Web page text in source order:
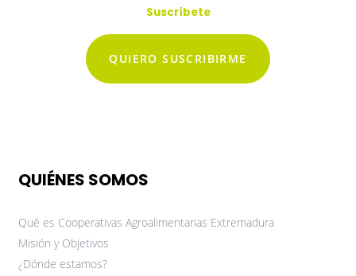
Suscríbete
QUIERO SUSCRIBIRME
QUIÉNES SOMOS
Qué es Cooperativas Agroalimentarias Extremadura
Misión y Objetivos
¿Dónde estamos?